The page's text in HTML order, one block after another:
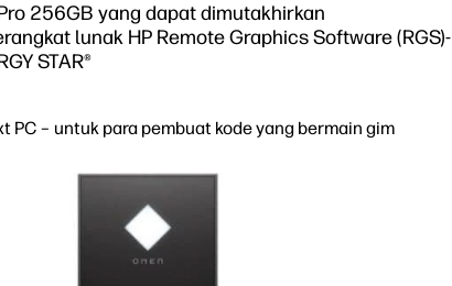
256GB yang dapat dimutakhirkan
lunak HP Remote Graphics Software (RGS)-
STAR®
PC – untuk para pembuat kode yang bermain gim